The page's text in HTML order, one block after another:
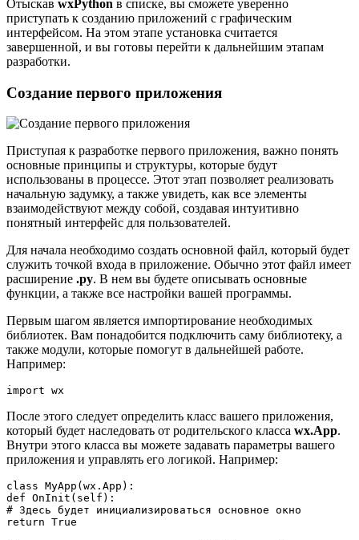
Отыскав wxPython в списке, вы сможете уверенно
приступать к созданию приложений с графическим
интерфейсом. На этом этапе установка считается
завершенной, и вы готовы перейти к дальнейшим этапам
разработки.
Создание первого приложения
Приступая к разработке первого приложения, важно понять
основные принципы и структуры, которые будут
использованы в процессе. Этот этап позволяет реализовать
начальную задумку, а также увидеть, как все элементы
взаимодействуют между собой, создавая интуитивно
понятный интерфейс для пользователей.
Для начала необходимо создать основной файл, который будет
служить точкой входа в приложение. Обычно этот файл имеет
расширение .py. В нем вы будете описывать основные
функции, а также все настройки вашей программы.
Первым шагом является импортирование необходимых
библиотек. Вам понадобится подключить саму библиотеку, а
также модули, которые помогут в дальнейшей работе.
Например:
import wx
После этого следует определить класс вашего приложения,
который будет наследовать от родительского класса wx.App.
Внутри этого класса вы можете задавать параметры вашего
приложения и управлять его логикой. Например:
class MyApp(wx.App):
def OnInit(self):
# Здесь будет инициализироваться основное окно
return True